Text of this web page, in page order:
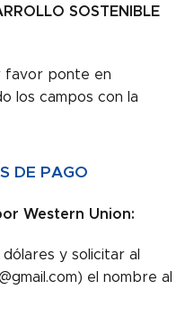
SOSTENIBLE
favor ponte en
los campos con la
DE PAGO
Western Union:
y solicitar al
el nombre al